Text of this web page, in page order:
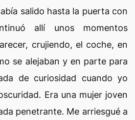
salido hasta la puerta con
allí unos momentos
crujiendo, el coche, en
se alejaban y en parte para
de curiosidad cuando yo
Era una mujer joven
penetrante. Me arriesgué a